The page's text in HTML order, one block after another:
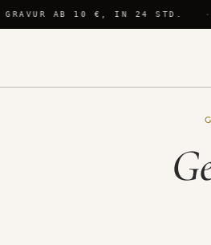
GRAVUR AB 10 €, IN 24 STD.